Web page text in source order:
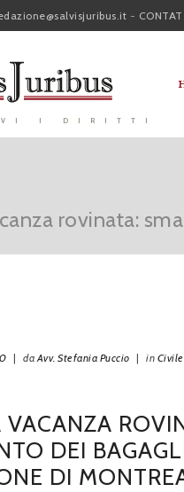
-
I DIRITTI
rovinata:
| daAvv. Stefania Puccio | in Civile
DEI
DI